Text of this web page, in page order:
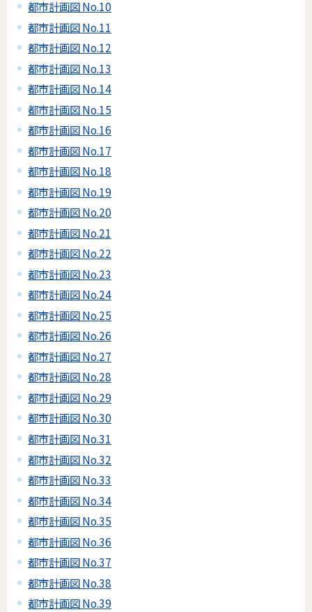
都市計画図 No.10
都市計画図 No.11
都市計画図 No.12
都市計画図 No.13
都市計画図 No.14
都市計画図 No.15
都市計画図 No.16
都市計画図 No.17
都市計画図 No.18
都市計画図 No.19
都市計画図 No.20
都市計画図 No.21
都市計画図 No.22
都市計画図 No.23
都市計画図 No.24
都市計画図 No.25
都市計画図 No.26
都市計画図 No.27
都市計画図 No.28
都市計画図 No.29
都市計画図 No.30
都市計画図 No.31
都市計画図 No.32
都市計画図 No.33
都市計画図 No.34
都市計画図 No.35
都市計画図 No.36
都市計画図 No.37
都市計画図 No.38
都市計画図 No.39